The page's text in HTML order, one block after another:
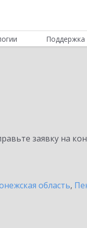
Поддержка
заявку на
область,